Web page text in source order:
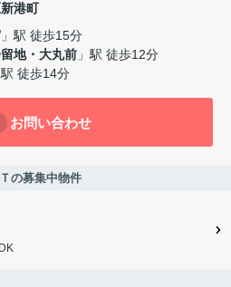
新港町
」駅 徒歩15分
留地・大丸前 」駅 徒歩12分
徒歩14分
お問い合わせ
の募集中物件